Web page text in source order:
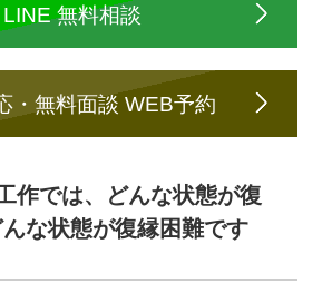
LINE 無料相談
・無料面談 WEB予約
作では、どんな状態が復
な状態が復縁困難です